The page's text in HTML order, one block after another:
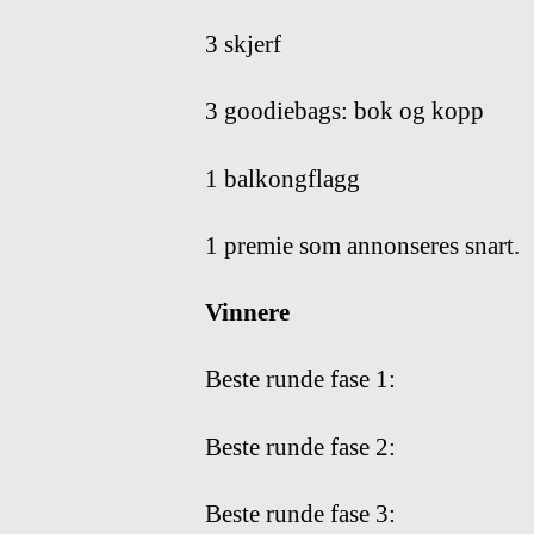
3 skjerf
3 goodiebags: bok og kopp
1 balkongflagg
1 premie som annonseres snart.
Vinnere
Beste runde fase 1:
Beste runde fase 2:
Beste runde fase 3: